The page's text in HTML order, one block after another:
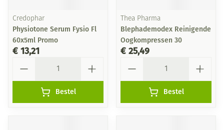
Credophar
Physiotone Serum Fysio Fl
60x5ml Promo
€ 13,21
Bestel
Thea Pharma
Blephademodex Reinigende
Oogkompressen 30
€ 25,49
Bestel